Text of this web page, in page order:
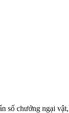
chướng ngại